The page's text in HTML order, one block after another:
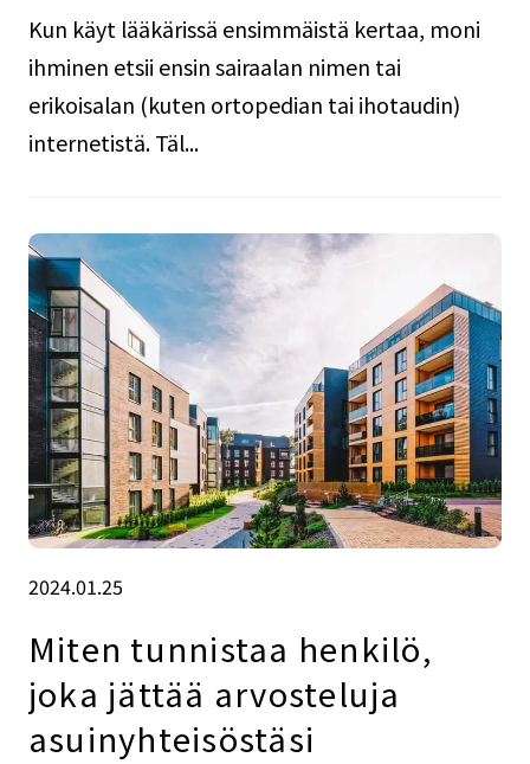
Kun käyt lääkärissä ensimmäistä kertaa, moni
ihminen etsii ensin sairaalan nimen tai
erikoisalan (kuten ortopedian tai ihotaudin)
internetistä. Täl...
2024.01.25
Miten tunnistaa henkilö,
joka jättää arvosteluja
asuinyhteisöstäsi